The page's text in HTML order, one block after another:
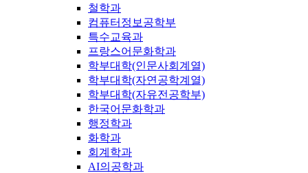
철학과
컴퓨터정보공학부
특수교육과
프랑스어문화학과
학부대학(인문사회계열)
학부대학(자연공학계열)
학부대학(자유전공학부)
한국어문화학과
행정학과
화학과
회계학과
AI의공학과